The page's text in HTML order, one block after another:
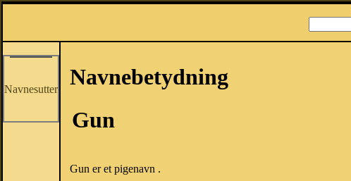
Navnesutter
Navnebetydning
Gun
Gun er et pigenavn .